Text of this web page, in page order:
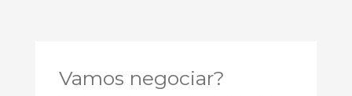
Vamos negociar?